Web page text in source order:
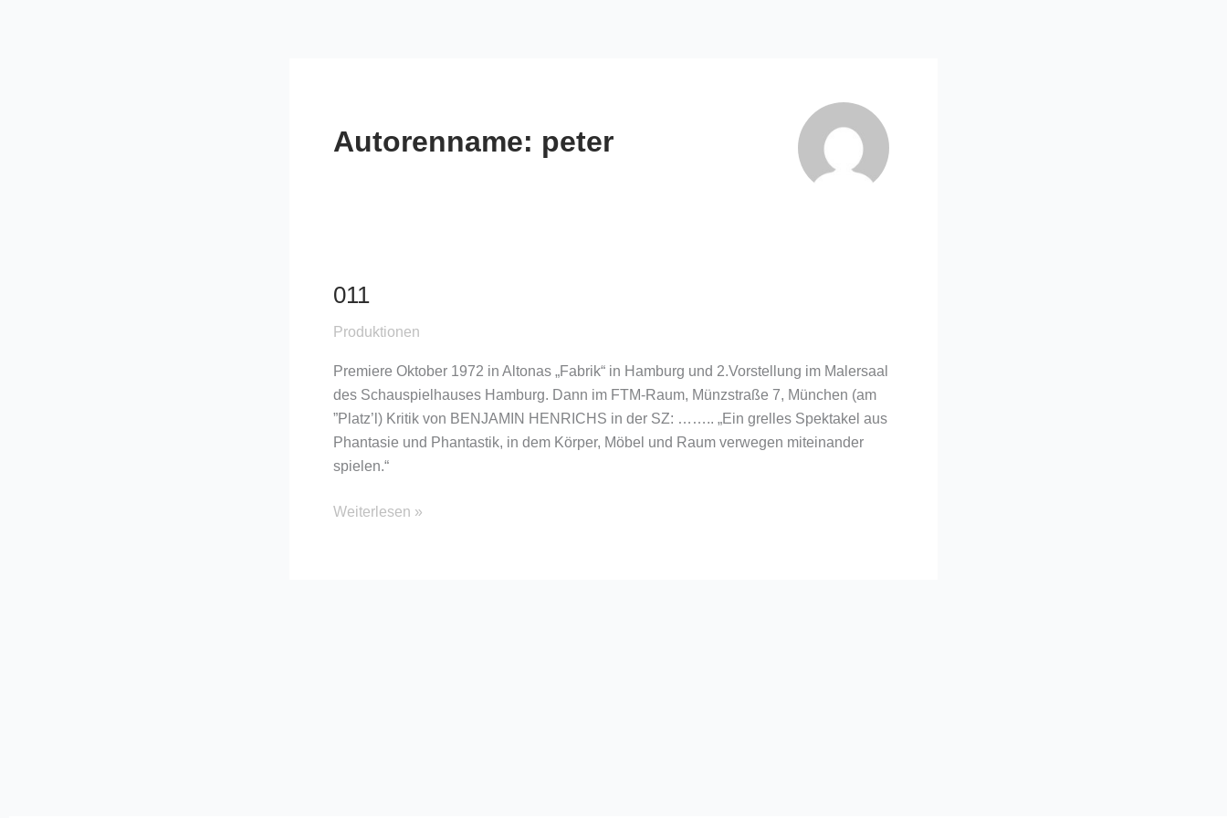
Autorenname: peter
011
Produktionen
Premiere Oktober 1972 in Altonas „Fabrik“ in Hamburg und 2.Vorstellung im Malersaal
des Schauspielhauses Hamburg. Dann im FTM-Raum, Münzstraße 7, München (am
”Platz’l) Kritik von BENJAMIN HENRICHS in der SZ: …….. „Ein grelles Spektakel aus
Phantasie und Phantastik, in dem Körper, Möbel und Raum verwegen miteinander
spielen.“
011
Weiterlesen »